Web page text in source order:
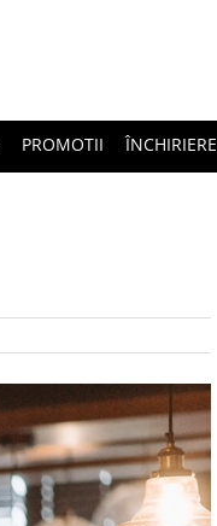
PROMOTII ÎNCHIRIERE